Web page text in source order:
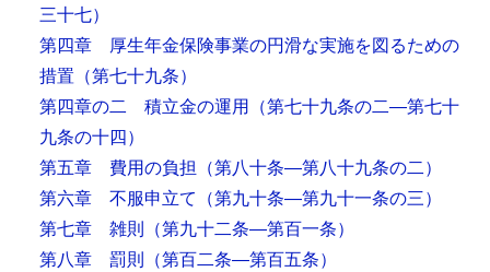
三十七）
第四章 厚生年金保険事業の円滑な実施を図るための
措置 （第七十九条）
第四章の二 積立金の運用 （第七十九条の二―第七十
九条の十四）
第五章 費用の負担 （第八十条―第八十九条の二）
第六章 不服申立て （第九十条―第九十一条の三）
第七章 雑則 （第九十二条―第百一条）
第八章 罰則 （第百二条―第百五条）